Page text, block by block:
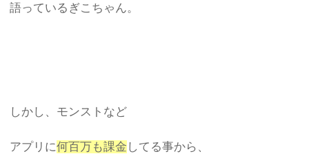
語っているぎこちゃん。
しかし、モンストなど
アプリに何百万も課金 してる事から、